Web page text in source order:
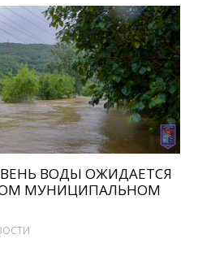
ВОДЫ ОЖИДАЕТСЯ
МУНИЦИПАЛЬНОМ